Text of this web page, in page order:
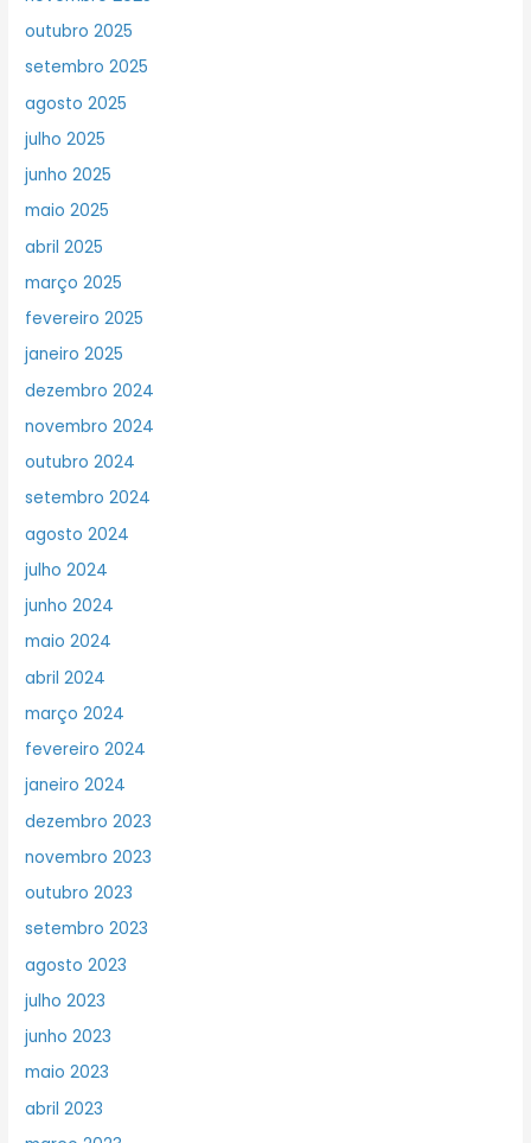
outubro 2025
setembro 2025
agosto 2025
julho 2025
junho 2025
maio 2025
abril 2025
março 2025
fevereiro 2025
janeiro 2025
dezembro 2024
novembro 2024
outubro 2024
setembro 2024
agosto 2024
julho 2024
junho 2024
maio 2024
abril 2024
março 2024
fevereiro 2024
janeiro 2024
dezembro 2023
novembro 2023
outubro 2023
setembro 2023
agosto 2023
julho 2023
junho 2023
maio 2023
abril 2023